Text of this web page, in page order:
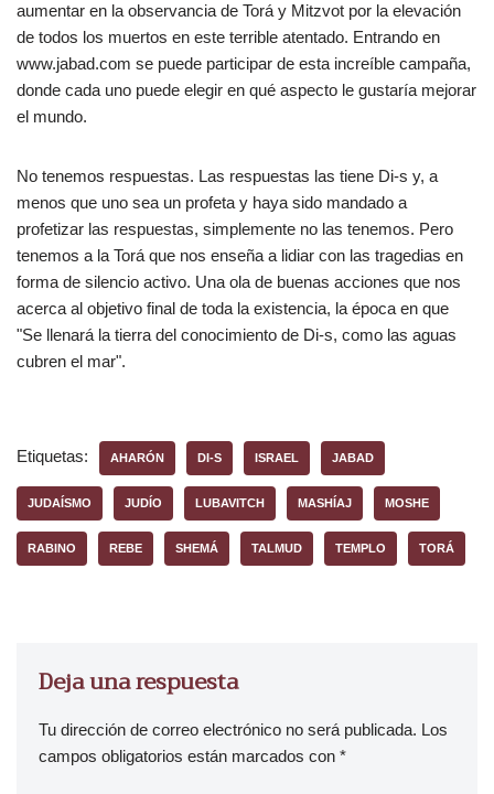
aumentar en la observancia de Torá y Mitzvot por la elevación
de todos los muertos en este terrible atentado. Entrando en
www.jabad.com se puede participar de esta increíble campaña,
donde cada uno puede elegir en qué aspecto le gustaría mejorar
el mundo.
No tenemos respuestas. Las respuestas las tiene Di-s y, a
menos que uno sea un profeta y haya sido mandado a
profetizar las respuestas, simplemente no las tenemos. Pero
tenemos a la Torá que nos enseña a lidiar con las tragedias en
forma de silencio activo. Una ola de buenas acciones que nos
acerca al objetivo final de toda la existencia, la época en que
"Se llenará la tierra del conocimiento de Di-s, como las aguas
cubren el mar".
Etiquetas: AHARÓN DI-S ISRAEL JABAD
JUDAÍSMO JUDÍO LUBAVITCH MASHÍAJ MOSHE
RABINO REBE SHEMÁ TALMUD TEMPLO TORÁ
Deja una respuesta
Tu dirección de correo electrónico no será publicada. Los
campos obligatorios están marcados con *